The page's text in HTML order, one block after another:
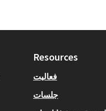
Resources
فعالیت
جلسات